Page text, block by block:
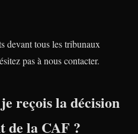
devant tous les tribunaux
pas à nous contacter.
reçois la décision
de la CAF ?